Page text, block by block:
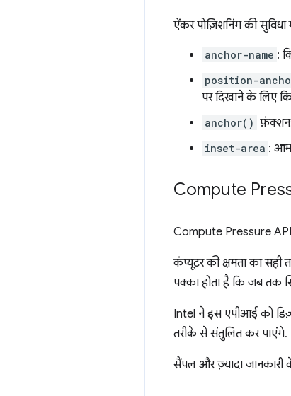
ऐंकर पोज़िशनिंग की सुविधा
anchor-name :
position-
पर दिखाने के लिए
anchor() फ़ंक्शन:
inset-area : आम
Compute
Compute Pressure API,
कंप्यूटर की क्षमता का
पक्का होता है कि जब तक
Intel ने इस एपीआई को
तरीके से संतुलित कर पाएंगे.
सैंपल और ज़्यादा जानकारी